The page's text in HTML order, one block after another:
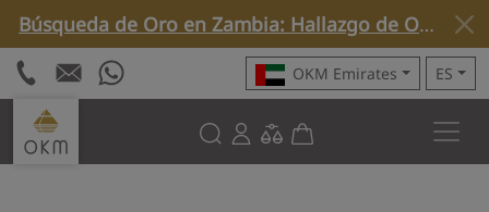
Búsqueda de Oro en Zambia: Hallazgo de Oro Nativo con Rover C4 »
OKM Emirates ES